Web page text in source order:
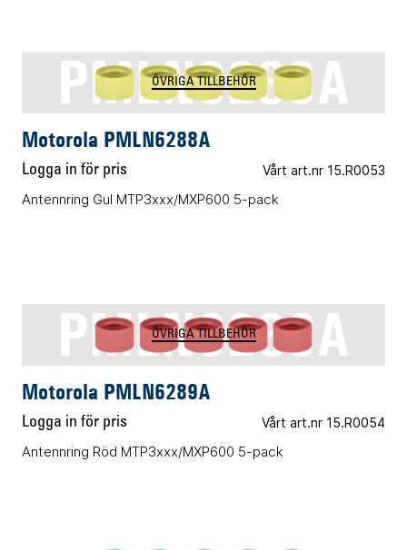
PMLN6288A
ÖVRIGA TILLBEHÖR
Motorola PMLN6288A
Logga in för pris Vårt art.nr 15.R0053
Antennring Gul MTP3xxx/MXP600 5-pack
PMLN6289A
ÖVRIGA TILLBEHÖR
Motorola PMLN6289A
Logga in för pris Vårt art.nr 15.R0054
Antennring Röd MTP3xxx/MXP600 5-pack